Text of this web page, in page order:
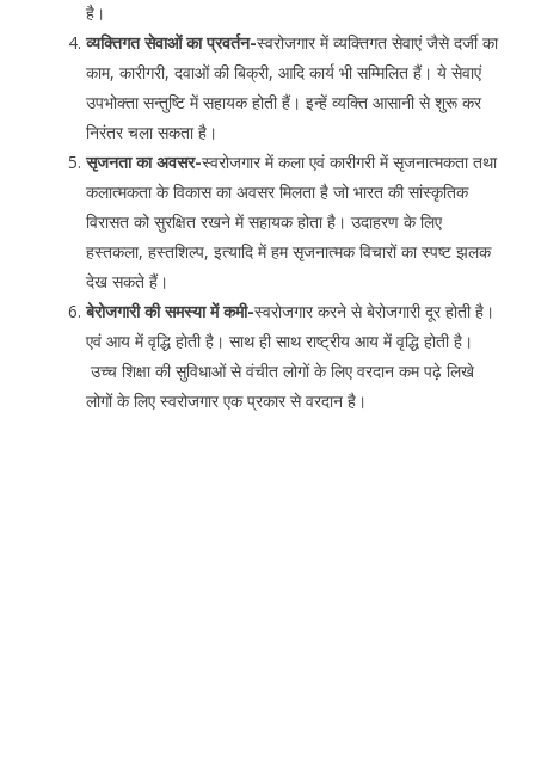
है।
व्यक्तिगत सेवाओं का प्रवर्तन-स्वरोजगार में व्यक्तिगत सेवाएं जैसे दर्जी का
काम, कारीगरी, दवाओं की बिक्री, आदि कार्य भी सम्मिलित हैं। ये सेवाएं
उपभोक्ता सन्तुष्टि में सहायक होती हैं। इन्हें व्यक्ति आसानी से शुरू कर
निरंतर चला सकता है।
सृजनता का अवसर-स्वरोजगार में कला एवं कारीगरी में सृजनात्मकता तथा
कलात्मकता के विकास का अवसर मिलता है जो भारत की सांस्कृतिक
विरासत को सुरक्षित रखने में सहायक होता है। उदाहरण के लिए
हस्तकला, हस्तशिल्प, इत्यादि में हम सृजनात्मक विचारों का स्पष्ट झलक
देख सकते हैं।
बेरोजगारी की समस्या में कमी-स्वरोजगार करने से बेरोजगारी दूर होती है।
एवं आय में वृद्धि होती है। साथ ही साथ राष्ट्रीय आय में वृद्धि होती है।
उच्च शिक्षा की सुविधाओं से वंचीत लोगों के लिए वरदान कम पढ़े लिखे
लोगों के लिए स्वरोजगार एक प्रकार से वरदान है।